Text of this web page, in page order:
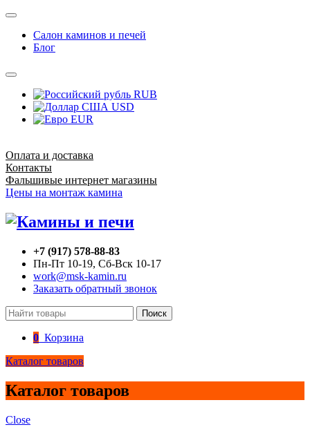
Салон каминов и печей
Блог
RUB
USD
EUR
Оплата и доставка
Контакты
Фальшивые интернет магазины
Цены на монтаж камина
+7 (917) 578-88-83
Пн-Пт 10-19, Сб-Вск 10-17
work@msk-kamin.ru
Заказать обратный звонок
Поиск
0 Корзина
Каталог товаров
Каталог товаров
Close